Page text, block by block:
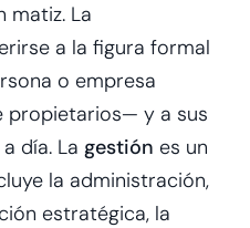
matiz. La
a la figura formal
o empresa
propietarios— y a sus
día. La gestión es un
la administración,
estratégica, la